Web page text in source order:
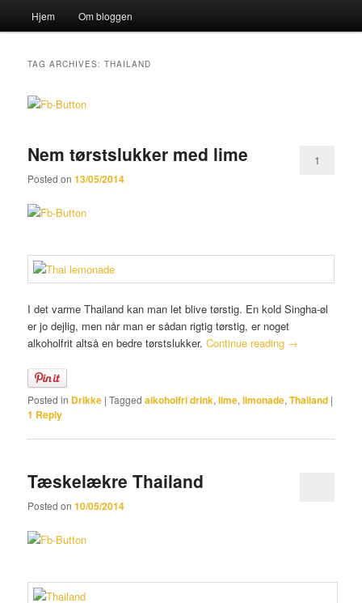
Katten og Sækken
Skip to primary content
Skip to secondary content
Hjem Om bloggen
TAG ARCHIVES:THAILAND
Nem tørstslukker med lime
Posted on13/05/2014
1
I det varme Thailand kan man let blive tørstig. En kold Singha-øl
er jo dejlig, men når man er sådan rigtig tørstig, er noget
alkoholfrit altså en bedre tørstslukker.Continue reading →
Posted in Drikke |Tagged alkoholfri drink,lime,limonade,Thailand |
1 Reply
Tæskelækre Thailand
Posted on10/05/2014